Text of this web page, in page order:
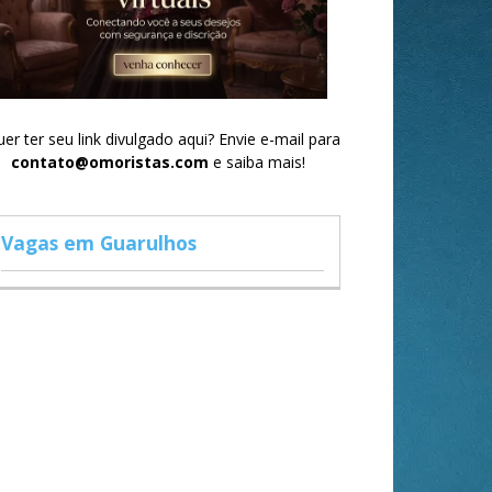
ter seu link divulgado aqui? Envie e-mail para
contato@omoristas.com e saiba mais!
Vagas em Guarulhos